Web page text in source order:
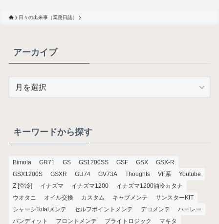
日々の出来事（業務日誌）
アーカイブ
ブキーワードから探す
Bimota GR71 GS GS1200SS GSF GSX
GSX-R
GSX1200S
GSXR GU74 GV73A Thoughts VF系
Youtube
Z [空冷]
イナズマ イナズマ1200
イナズマ1200油冷カタナ
ウオタニ
オイル交換 カスタム キャブメンテ
サンスターKIT
シャーシTotalメンテ
セルフポイントメンテ デコメンテ
ハーレー
バンディット
フロントメンテ ブライトロジック マキタ